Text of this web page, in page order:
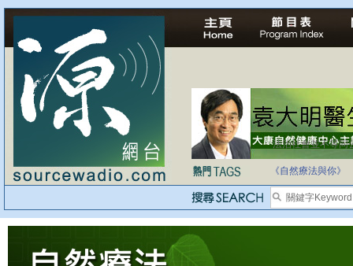
法治社會並不等同
自家教育合法化-
《自然療法與你》